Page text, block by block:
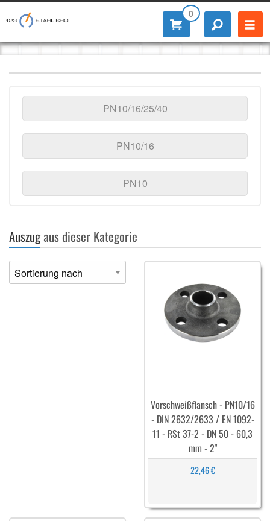
0
PN10/16/25/40
PN10/16
PN10
Auszugaus dieser Kategorie
Vorschweißflansch - PN10/16
- DIN 2632/2633 / EN 1092-
11 - RSt 37-2 - DN 50 - 60,3
mm - 2"
22,46 €